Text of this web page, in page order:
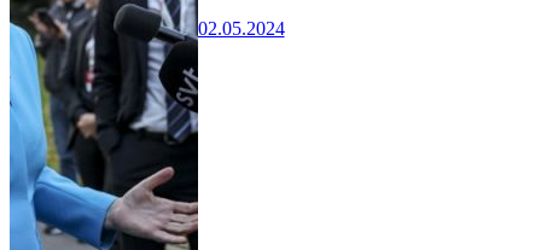
02.05.2024